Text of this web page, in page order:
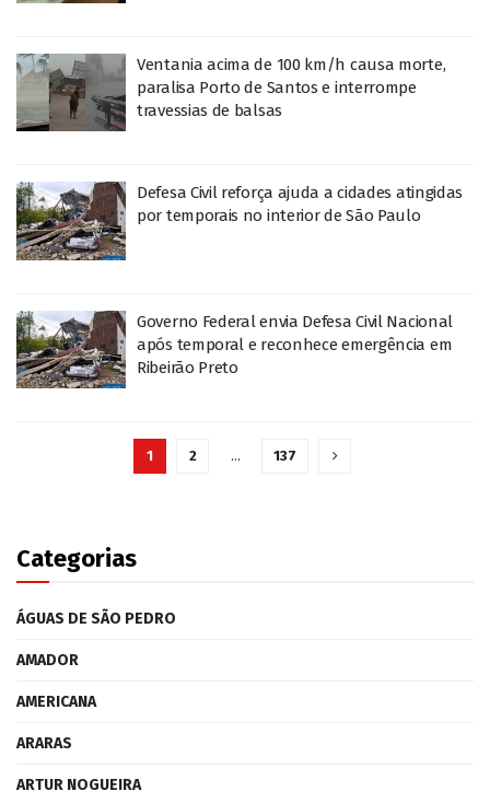
Ventania acima de 100 km/h causa morte,
paralisa Porto de Santos e interrompe
travessias de balsas
Defesa Civil reforça ajuda a cidades atingidas
por temporais no interior de São Paulo
Governo Federal envia Defesa Civil Nacional
após temporal e reconhece emergência em
Ribeirão Preto
1 2 … 137
Categorias
ÁGUAS DE SÃO PEDRO
AMADOR
AMERICANA
ARARAS
ARTUR NOGUEIRA